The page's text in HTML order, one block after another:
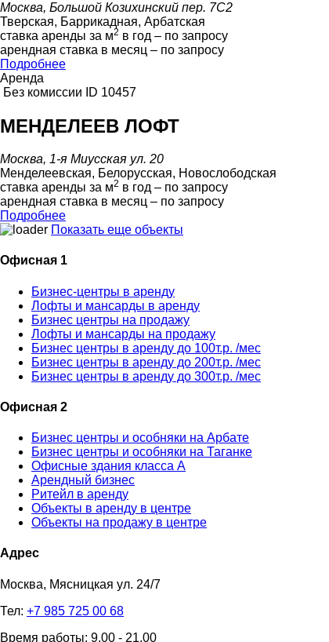
Москва, Большой Козихинский пер. 7С2
Тверская, Баррикадная, Арбатская
ставка аренды за м2 в год – по запросу
арендная ставка в месяц – по запросу
Подробнее
Аренда
Без комиссии
ID 10457
МЕНДЕЛЕЕВ ЛОФТ
Москва, 1-я Миусская ул. 20
Менделеевская, Белорусская, Новослободская
ставка аренды за м2 в год – по запросу
арендная ставка в месяц – по запросу
Подробнее
Показать еще объекты
Офисная 1
Бизнес-центры в аренду
Лофты и мансарды в аренду
Бизнес центры на продажу
Лофты и мансарды на продажу
Бизнес центры в аренду до 100т.р. /мес
Бизнес центры в аренду до 200т.р. /мес
Бизнес центры в аренду до 300т.р. /мес
Офисная 2
Бизнес центры и особняки на Арбате
Бизнес центры и особняки на Таганке
Офисные здания класса А
Арендный бизнес
Ритейл в аренду
Объекты в аренду в центре
Объекты на продажу в центре
Адрес
Москва, Мясницкая ул. 24/7
Тел: +7 985 725 00 68
Время работы: 9.00 - 21.00